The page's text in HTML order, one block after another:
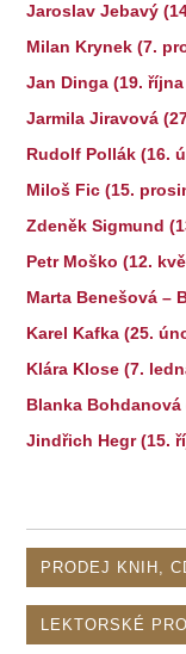
Jaroslav Jebavý
Milan Krynek (7.
Jan Dinga (19.
Jarmila Jiravová
Rudolf Pollák (16.
Miloš Fic (15.
Zdeněk Sigmund
Petr Moško (12.
Marta Benešová –
Karel Kafka (25.
Klára Klose (7.
Blanka Bohdanová
Jindřich Hegr (15.
PRODEJ KNIH,
LEKTORSKÉ